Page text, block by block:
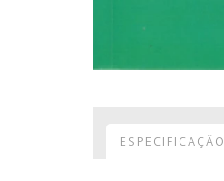
ESPECIFICAÇÃO